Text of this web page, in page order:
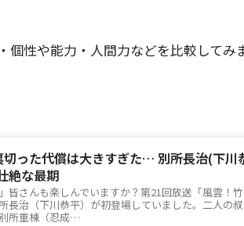
性や能力・人間力などを比較してみ
切った代償は大きすぎた… 別所長治(下川
絶な最期
皆さんも楽しんでいますか？第21回放送「風雲！竹
長治（下川恭平）が初登場していました。二人の叔
所重棟（忍成…